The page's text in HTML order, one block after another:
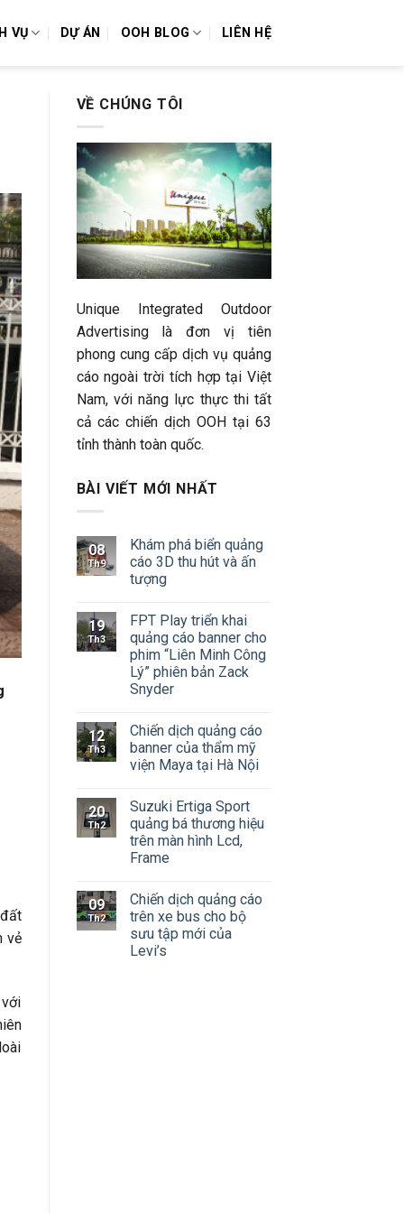
VỤ DỰ ÁN OOH BLOG LIÊN HỆ
vẻ
VỀ CHÚNG TÔI
Unique Integrated Outdoor
Advertising là đơn vị tiên
phong cung cấp dịch vụ quảng
cáo ngoài trời tích hợp tại Việt
Nam, với năng lực thực thi tất
cả các chiến dịch OOH tại 63
tỉnh thành toàn quốc.
BÀI VIẾT MỚI NHẤT
08
Th9
Khám phá biển quảng
cáo 3D thu hút và ấn
tượng
19
Th3
FPT Play triển khai
quảng cáo banner cho
phim “Liên Minh Công
Lý” phiên bản Zack
Snyder
12
Th3
Chiến dịch quảng cáo
banner của thẩm mỹ
viện Maya tại Hà Nội
20
Th2
Suzuki Ertiga Sport
quảng bá thương hiệu
trên màn hình Lcd,
Frame
09
Th2
Chiến dịch quảng cáo
trên xe bus cho bộ
sưu tập mới của
Levi’s